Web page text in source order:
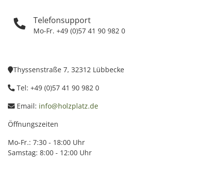
Telefonsupport
Mo-Fr. +49 (0)57 41 90 982 0
Thyssenstraße 7, 32312 Lübbecke
Tel: +49 (0)57 41 90 982 0
Email: info@holzplatz.de
Öffnungszeiten
Mo-Fr.: 7:30 - 18:00 Uhr
Samstag: 8:00 - 12:00 Uhr